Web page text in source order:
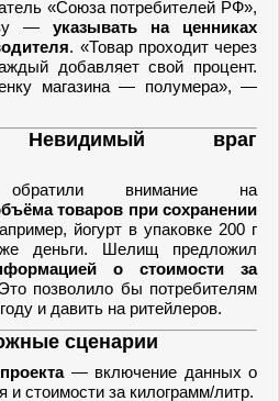
«Союза потребителей РФ»,
— указывать на ценниках
. «Товар проходит через
добавляет свой процент.
магазина — полумера», —
Невидимый враг
внимание на
товаров при сохранении
йогурт в упаковке 200 г
деньги. Шелищ предложил
о стоимости за
позволило бы потребителям
и давить на ритейлеров.
сценарии
— включение данных о
и стоимости за килограмм/литр.